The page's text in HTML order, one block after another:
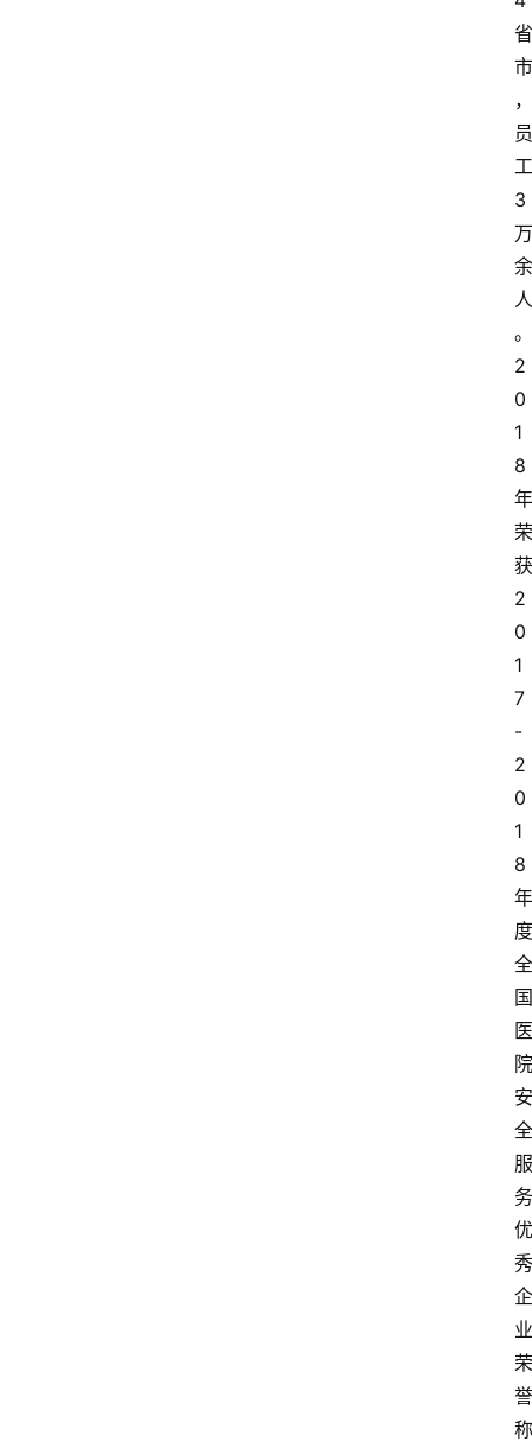
省
市
，
员
工
3
万
余
人
。
2
0
1
8
年
荣
获
2
0
1
7
-
2
0
1
8
年
度
全
国
医
院
安
全
服
务
优
秀
企
业
荣
誉
称